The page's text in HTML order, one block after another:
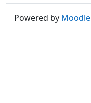
Powered by Moodle